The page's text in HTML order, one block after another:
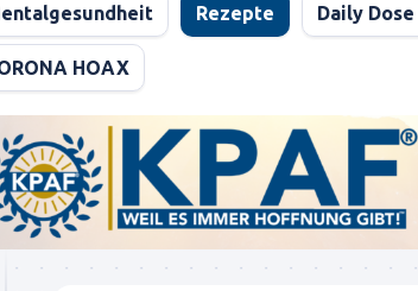
Rezepte Daily Dose
HOAX